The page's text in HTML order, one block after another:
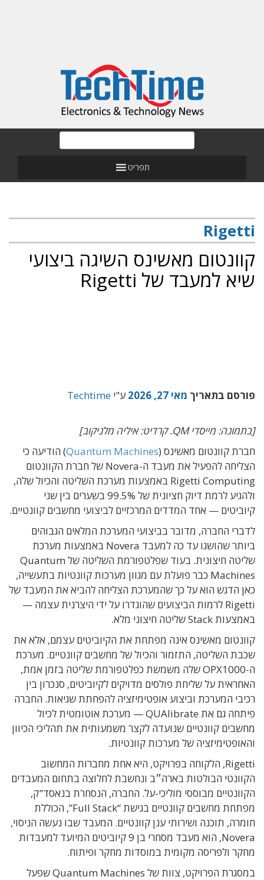
תפריט
Rigetti
קוונטום מאשינס השיגה ביצועי
שיא למעבד של Rigetti
פורסם בתאריך מאי 27, 2026 ע"י Techtime
[בתמונה: מייסדי QM. קרדיט: איליה מלניקוב]
חברת קוונטום מאשינס (Quantum Machines) הודיעה כי
הצליחה להפעיל את מעבד ה-Novera של חברת הקוונטום
Rigetti Computing באמצעות מערכת השליטה והכיול שלה,
ולהגיע לרמת דיוק חציונית של 99.5% בשערים בין שני
קיוביטים — אחד המדדים המרכזיים לביצועי מחשבים קוונטיים.
לדברי החברה, מדובר בביצועי המערכת המלאים הגבוהים
ביותר שהושגו עד כה למעבד Novera באמצעות מערכת
שליטה חיצונית. בעוד שפלטפורמת השליטה של Quantum
Machines כבר פועלת עם מגוון מערכות קוונטיות בתעשייה,
כאן הדגש הוא על כך שהמערכת הצליחה להביא את המעבד של
Rigetti לרמות הביצועים שהוגדרו על ידי היצרנית עצמה —
באמצעות Stack שליטה חיצוני מלא.
קוונטום מאשינס אינה מפתחת את הקיוביטים עצמם, אלא את
שכבת השליטה, התזמור והכיול של מחשבים קוונטיים. מערכת
ה-OPX1000 שלה משמשת כפלטפורמת שליטה בזמן אמת,
האחראית על שליחת פולסים מדויקים לקיוביטים, סנכרון בין
רכיבי המערכת וביצוע אופטימיזציה להפחתת שגיאות. החברה
פיתחה גם את QUAlibrate — מערכת אוטומטית לכיול
מחשבים קוונטיים שנועדה לקצר משמעותית את תהליכי הכיוון
והאופטימיזציה של מערכות קוונטיות.
Rigetti, הלקוחה בפרויקט, היא אחת מחברות המחשוב
הקוונטי הבולטות בארה״ב ונחשבת לחלוצה בתחום המעבדים
הקוונטיים מבוססי מוליכי-על. החברה, הנסחרת בנאסד"ק,
מפתחת מחשבים קוונטיים בגישת “Full Stack”, הכוללת
חומרה, תוכנה ושירותי ענן קוונטיים. המעבד שבו נעשה הניסוי,
Novera, הוא מעבד מסחרי בן 9 קיוביטים המיועד למעבדות
מחקר ולפריסה מקומית במוסדות מחקר ופיתוח.
במסגרת הפרויקט, צוות של Quantum Machines שפעל